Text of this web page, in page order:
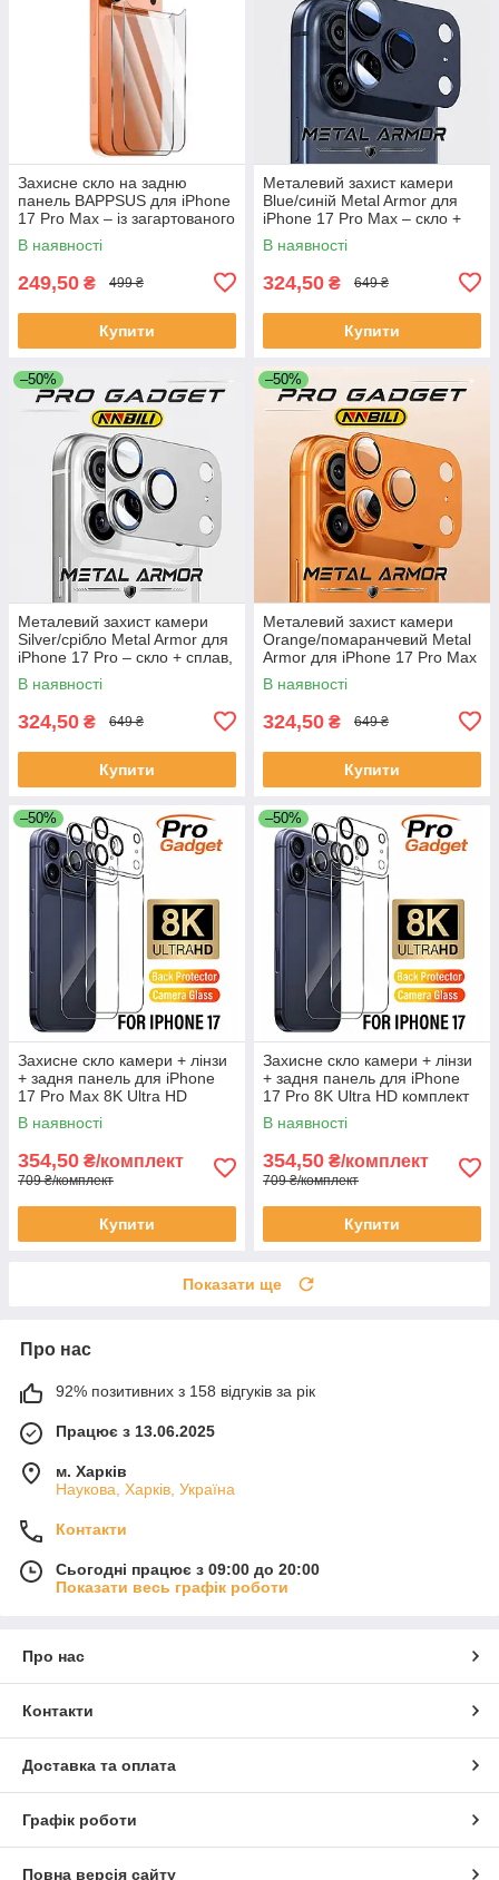
Захисне скло на задню
панель BAPPSUS для iPhone
17 Pro Max – із загартованого
скла (Back Glass Protector)
В наявності
249,50 ₴ 499 ₴
Купити
Металевий захист камери
Blue/синій Metal Armor для
iPhone 17 Pro Max – скло +
сплав, накладка на лінзу
В наявності
324,50 ₴ 649 ₴
Купити
–50%
Металевий захист камери
Silver/срібло Metal Armor для
iPhone 17 Pro – скло + сплав,
накладка на лінзу
В наявності
324,50 ₴ 649 ₴
Купити
–50%
Металевий захист камери
Orange/помаранчевий Metal
Armor для iPhone 17 Pro Max
– скло + сплав, накладка на
лінзу
В наявності
324,50 ₴ 649 ₴
Купити
–50%
Захисне скло камери + лінзи
+ задня панель для iPhone
17 Pro Max 8K Ultra HD
комплект захисту 3в1
В наявності
354,50 ₴/комплект
709 ₴/комплект
Купити
–50%
Захисне скло камери + лінзи
+ задня панель для iPhone
17 Pro 8K Ultra HD комплект
захисту 3в1
В наявності
354,50 ₴/комплект
709 ₴/комплект
Купити
Показати ще
Про нас
92% позитивних з 158 відгуків за рік
Працює з 13.06.2025
м. Харків
Наукова, Харків, Україна
Контакти
Сьогодні працює з 09:00 до 20:00
Показати весь графік роботи
Про нас
Контакти
Доставка та оплата
Графік роботи
Повна версія сайту